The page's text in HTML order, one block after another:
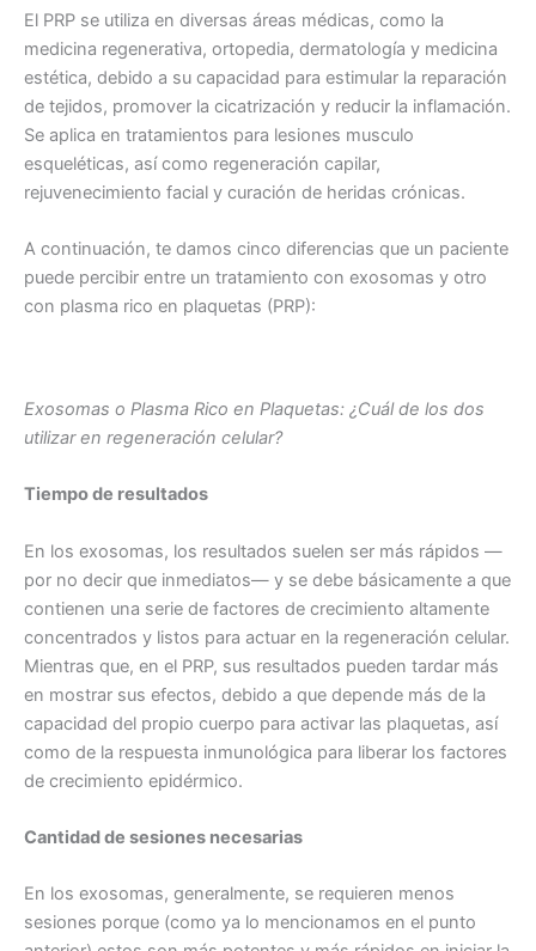
El PRP se utiliza en diversas áreas médicas, como la
medicina regenerativa, ortopedia, dermatología y medicina
estética, debido a su capacidad para estimular la reparación
de tejidos, promover la cicatrización y reducir la inflamación.
Se aplica en tratamientos para lesiones musculo
esqueléticas, así como regeneración capilar,
rejuvenecimiento facial y curación de heridas crónicas.
A continuación, te damos cinco diferencias que un paciente
puede percibir entre un tratamiento con exosomas y otro
con plasma rico en plaquetas (PRP):
Exosomas o Plasma Rico en Plaquetas: ¿Cuál de los dos
utilizar en regeneración celular?
Tiempo de resultados
En los exosomas, los resultados suelen ser más rápidos —
por no decir que inmediatos— y se debe básicamente a que
contienen una serie de factores de crecimiento altamente
concentrados y listos para actuar en la regeneración celular.
Mientras que, en el PRP, sus resultados pueden tardar más
en mostrar sus efectos, debido a que depende más de la
capacidad del propio cuerpo para activar las plaquetas, así
como de la respuesta inmunológica para liberar los factores
de crecimiento epidérmico.
Cantidad de sesiones necesarias
En los exosomas, generalmente, se requieren menos
sesiones porque (como ya lo mencionamos en el punto